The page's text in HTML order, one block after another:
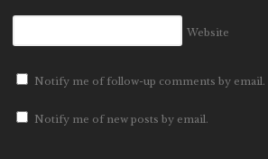
Website
Notify me of follow-up comments by email.
Notify me of new posts by email.